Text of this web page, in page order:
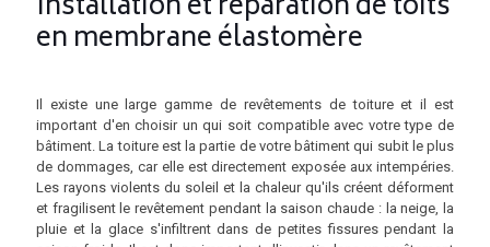
en membrane élastomère
Il existe une large gamme de revêtements de toiture et il est
important d'en choisir un qui soit compatible avec votre type de
bâtiment. La toiture est la partie de votre bâtiment qui subit le plus
de dommages, car elle est directement exposée aux intempéries.
Les rayons violents du soleil et la chaleur qu'ils créent déforment
et fragilisent le revêtement pendant la saison chaude : la neige, la
pluie et la glace s'infiltrent dans de petites fissures pendant la